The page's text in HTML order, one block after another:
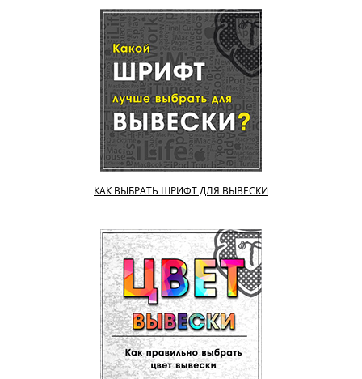
КАК ВЫБРАТЬ ШРИФТ ДЛЯ ВЫВЕСКИ